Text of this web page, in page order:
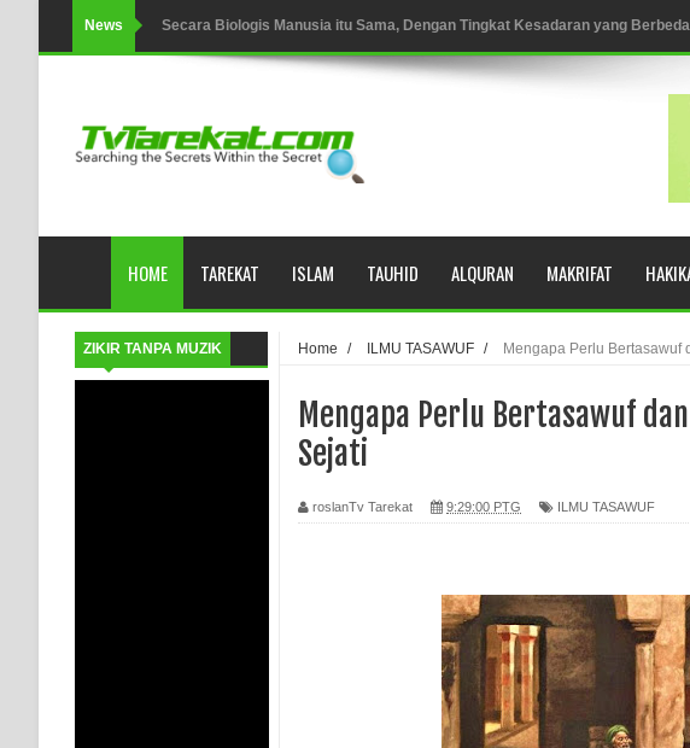
News Secara Biologis Manusia itu Sama, Dengan Tingkat Kesadaran yang Berbeda
WAHDATUL WUJUD, WAHDATU SYUHUD, DAN MANUNGGALING KAWULA
WAHDATUL WUJUD ITU APA..??
HIKMAH AL-HIKAM IMAM IBNU ‘AṬĀ’ILLĀH - Peringkat-peringkat Zikir
AHLI SUFFAH: GOLONGAN SUFI PERTAMA DI ZAMAN RASULULLAH SAW?
Integritas amanah.
WAHDATUL WUJUD (IBNU ARABI) DAN WAHDATUS SYUHUD (AHMAD
SYARAHAN TINGKAT TINGGI TASAWWUF*
Syahadat… tapi belum benar-benar menyaksikan.
KISAH WALI SUFI, YANG BACAAN SURAT AL-FATIHAHNYA TIDAK FASIH.
HOME TAREKAT ISLAM TAUHID ALQURAN MAKRIFAT
ZIKIR TANPA MUZIK Home / ILMU TASAWUF / Mengapa Perlu Bertasawuf
Mengapa Perlu Bertasawuf
Sejati
roslanTv Tarekat 9:29:00 PTG ILMU TASAWUF